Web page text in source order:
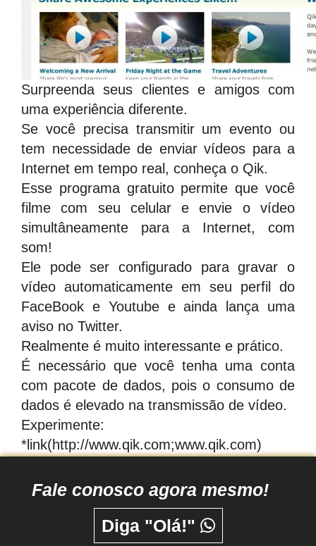
Surpreenda seus clientes e amigos com
uma experiência diferente.
Se você precisa transmitir um evento ou
tem necessidade de enviar vídeos para a
Internet em tempo real, conheça o Qik.
Esse programa gratuito permite que você
filme com seu celular e envie o vídeo
simultâneamente para a Internet, com
som!
Ele pode ser configurado para gravar o
vídeo automaticamente em seu perfil do
FaceBook e Youtube e ainda lança uma
aviso no Twitter.
Realmente é muito interessante e prático.
É necessário que você tenha uma conta
com pacote de dados, pois o consumo de
dados é elevado na transmissão de vídeo.
Experimente:
*link(http://www.qik.com;www.qik.com)
Fale conosco agora mesmo!
Diga "Olá!"